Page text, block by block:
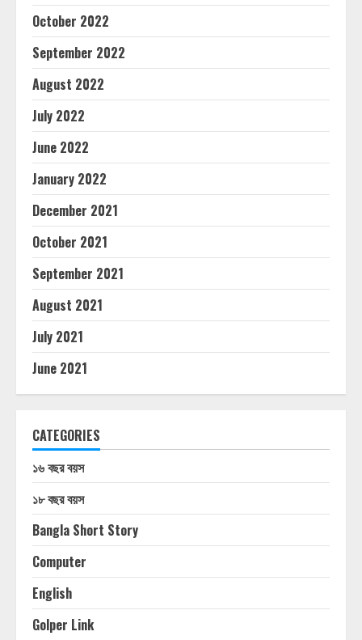
October 2022
September 2022
August 2022
July 2022
June 2022
January 2022
December 2021
October 2021
September 2021
August 2021
July 2021
June 2021
CATEGORIES
১৬ বছর বয়স
১৮ বছর বয়স
Bangla Short Story
Computer
English
Golper Link